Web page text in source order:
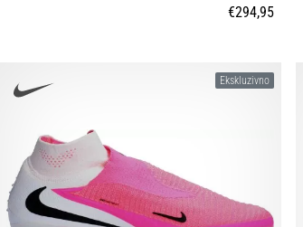
€294,95
40 40½ 41 42 42½ 43 44 44½ 45Ekskluzivno